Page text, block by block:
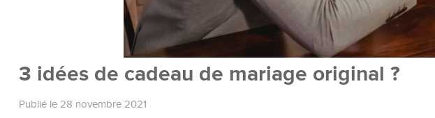
3 idées de cadeau de mariage original ?
Publié le 28 novembre 2021